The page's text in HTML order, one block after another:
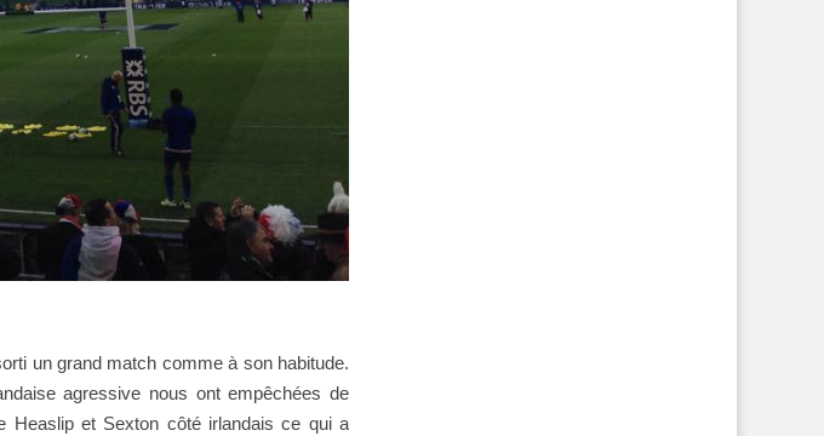
un grand match comme à son habitude.
agressive nous ont empêchées de
Heaslip et Sexton côté irlandais ce qui a